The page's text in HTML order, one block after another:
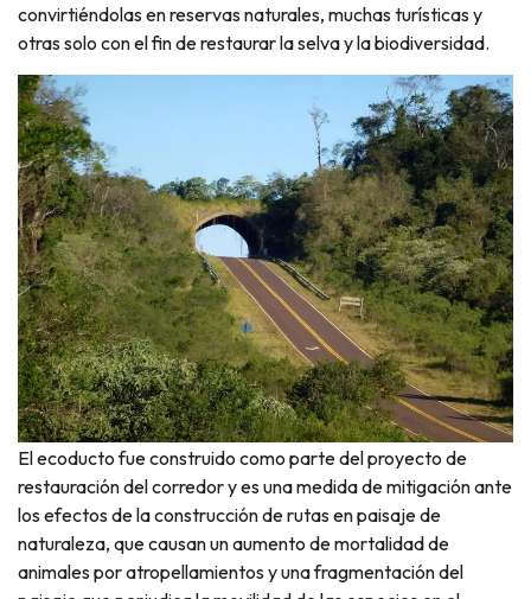
convirtiéndolas en reservas naturales, muchas turísticas y
otras solo con el fin de restaurar la selva y la biodiversidad.
El ecoducto fue construido como parte del proyecto de
restauración del corredor y es una medida de mitigación ante
los efectos de la construcción de rutas en paisaje de
naturaleza, que causan un aumento de mortalidad de
animales por atropellamientos y una fragmentación del